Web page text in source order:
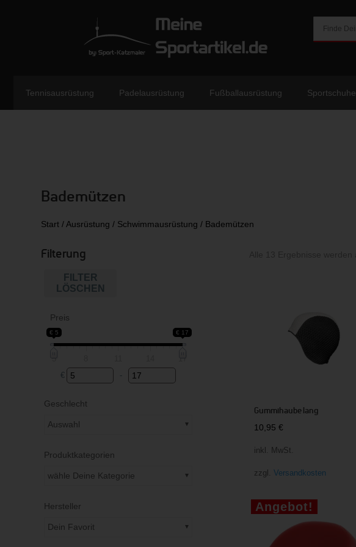
Tennisausrüstung Padelausrüstung Fußballausrüstung Sportschuhe
Bademützen
Start / Ausrüstung / Schwimmausrüstung / Bademützen
Filterung
FILTER
LÖSCHEN
Preis
€ 5 € 17
€
Minimum Price
-
Maximum Price
Geschlecht
Auswahl
Produktkategorien
wähle Deine Kategorie
Hersteller
Dein Favorit
Gummihaube lang
10,95€
inkl. MwSt.
zzgl.Versandkosten
Angebot!